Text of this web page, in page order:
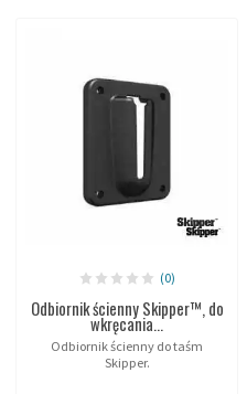
(0)
Odbiornik ścienny Skipper™, do
wkręcania...
Odbiornik ścienny do taśm
Skipper.